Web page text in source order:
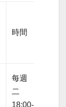
時間
每週
二
18:00-